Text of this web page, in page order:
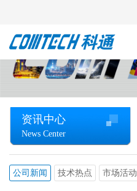
资讯中心
News Center
公司新闻 技术热点 市场活动